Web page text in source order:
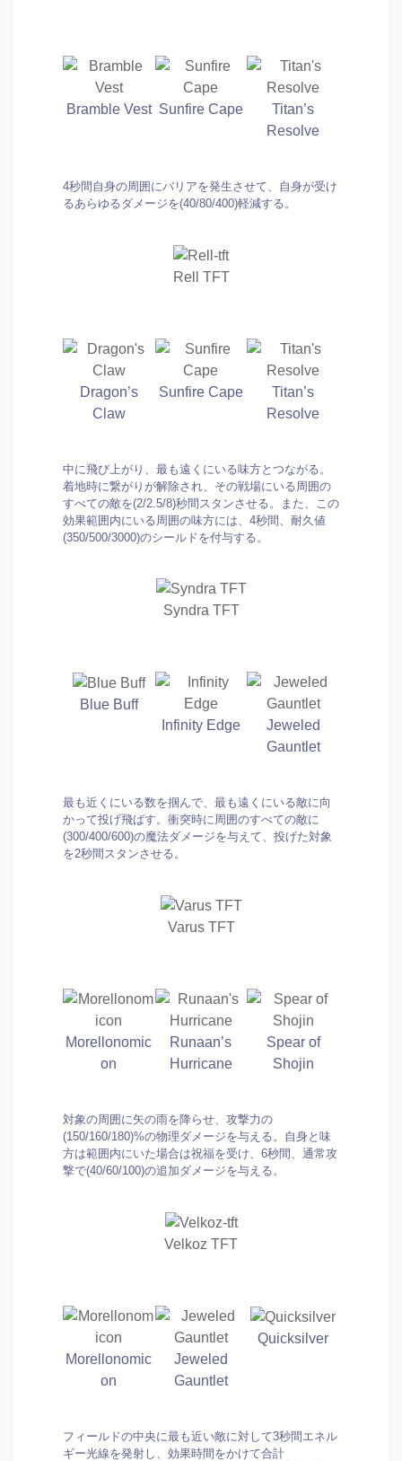
Bramble Vest Sunfire Cape
Titan’s
Resolve
4秒間自身の周囲にバリアを発生させて、自身が受け
るあらゆるダメージを(40/80/400)軽減する。
Rell TFT
Dragon’s
Claw
Sunfire Cape
Titan’s
Resolve
中に飛び上がり、最も遠くにいる味方とつながる。
着地時に繋がりが解除され、その戦場にいる周囲の
すべての敵を(2/2.5/8)秒間スタンさせる。また、この
効果範囲内にいる周囲の味方には、4秒間、耐久値
(350/500/3000)のシールドを付与する。
Syndra TFT
Blue Buff
Infinity Edge
Jeweled
Gauntlet
最も近くにいる数を掴んで、最も遠くにいる敵に向
かって投げ飛ばす。衝突時に周囲のすべての敵に
(300/400/600)の魔法ダメージを与えて、投げた対象
を2秒間スタンさせる。
Varus TFT
Morellonomic
on
Runaan’s
Hurricane
Spear of
Shojin
対象の周囲に矢の雨を降らせ、攻撃力の
(150/160/180)%の物理ダメージを与える。自身と味
方は範囲内にいた場合は祝福を受け、6秒間、通常攻
撃で(40/60/100)の追加ダメージを与える。
Velkoz TFT
Morellonomic
on
Jeweled
Gauntlet
Quicksilver
フィールドの中央に最も近い敵に対して3秒間エネル
ギー光線を発射し、効果時間をかけて合計